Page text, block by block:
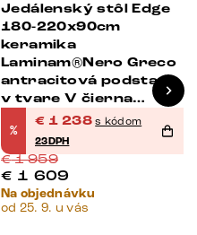
Jedálenský stôl Edge
180-220x90cm
keramika
Laminam®Nero Greco
antracitová podstava
v tvare V čierna
rozkladací
%
€ 1 238 s kódom
23DPH
€1 959
€ 1 609
Na objednávku
od 25. 9. u vás